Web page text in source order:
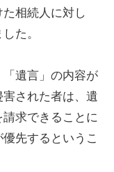
相続人に対し
た。
遺言」の内容が
された者は、遺
求できることに
先するというこ